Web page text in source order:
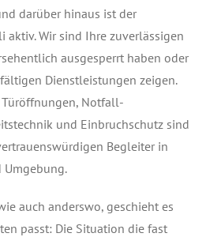
darüber hinaus ist der
Wir sind Ihre zuverlässigen
ausgesperrt haben oder
Dienstleistungen zeigen.
Notfall-
und Einbruchschutz sind
Begleiter in
Umgebung.
auch anderswo, geschieht es
passt: Die Situation die fast